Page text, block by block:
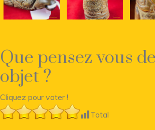
Que pensez vous
objet ?
Cliquez pour voter !
Total